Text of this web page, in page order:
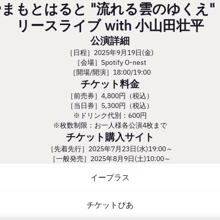
もとはると "流れる雲のゆくえ"
リースライブ with 小山田壮平
公演詳細
［日程］2025年9月19日(金)
［会場］Spotify O-nest
［開場/開演］18:00/19:00
チケット料金
［前売券］4,800円（税込）
［当日券］5,300円（税込）
※ドリンク代別：600円
※枚数制限：お一人様各公演4枚まで
チケット購入サイト
［先着先行］2025年7月23日(水)19:00～
［一般発売］2025年8月9日(土)10:00～
イープラス
チケットぴあ